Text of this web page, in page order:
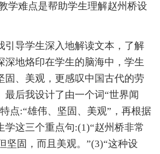
学难点是帮助学生理解赵州桥设
导学生深入地解读文本，了解
深地烙印在学生的脑海中，学生
固、美观，更感叹中国古代的劳
最后我设计了由一个词“世界闻
点:“雄伟、坚固、美观”，再根据
学这三个重点句:(1)“赵州桥非常
坚固，而且美观。”(3)“这种设